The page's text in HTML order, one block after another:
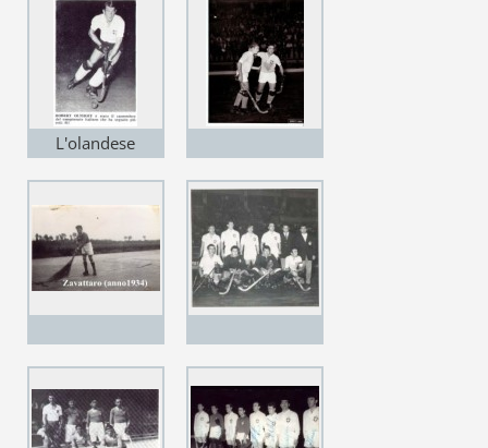
squadre
dell'Hockey
Novara, anni 28-
30, che giocava
allora nella sala
sotterranea del
cinema Vittoria
L'olandese